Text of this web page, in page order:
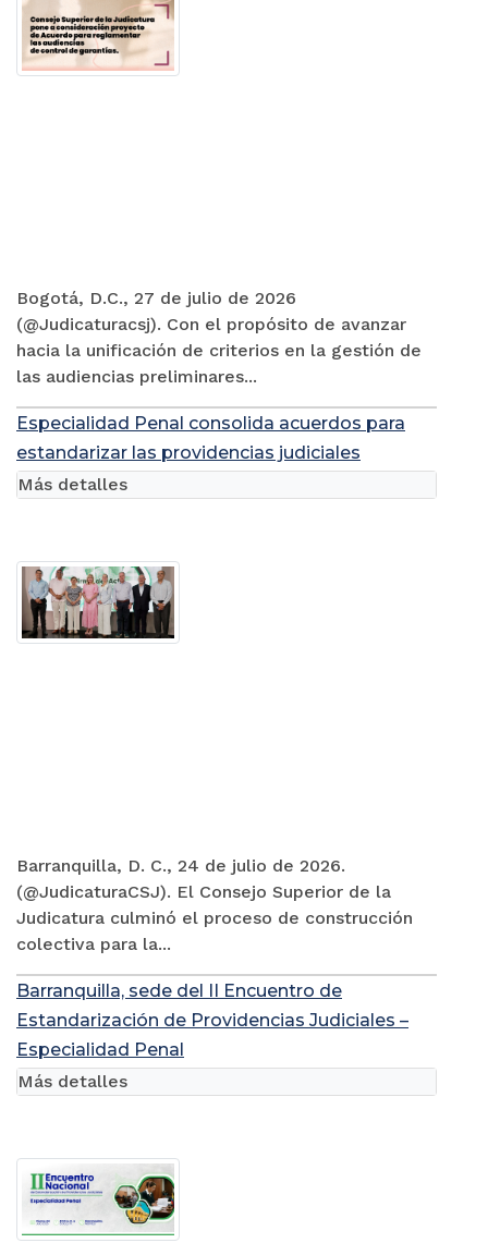
Bogotá, D.C., 27 de julio de 2026
(@Judicaturacsj). Con el propósito de avanzar
hacia la unificación de criterios en la gestión de
las audiencias preliminares...
Especialidad Penal consolida acuerdos para
estandarizar las providencias judiciales
Barranquilla, D. C., 24 de julio de 2026.
(@JudicaturaCSJ). El Consejo Superior de la
Judicatura culminó el proceso de construcción
colectiva para la...
Más detalles
Barranquilla, sede del II Encuentro de
Estandarización de Providencias Judiciales –
Especialidad Penal
Más detalles